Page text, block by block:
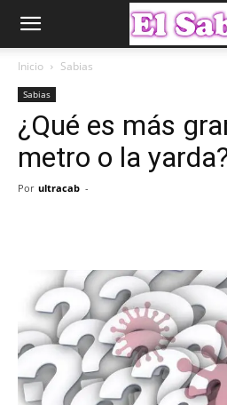
Inicio Sabias
Sabias
¿Qué es más
metro o la
Por ultracab -